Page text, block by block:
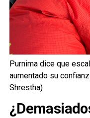
Purnima dice que
aumentado su
Shrestha)